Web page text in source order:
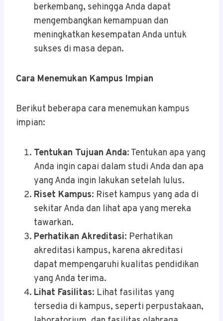
berkembang, sehingga Anda dapat
mengembangkan kemampuan dan
meningkatkan kesempatan Anda untuk
sukses di masa depan.
Cara Menemukan Kampus Impian
Berikut beberapa cara menemukan kampus
impian:
Tentukan Tujuan Anda: Tentukan apa yang
Anda ingin capai dalam studi Anda dan apa
yang Anda ingin lakukan setelah lulus.
Riset Kampus: Riset kampus yang ada di
sekitar Anda dan lihat apa yang mereka
tawarkan.
Perhatikan Akreditasi: Perhatikan
akreditasi kampus, karena akreditasi
dapat mempengaruhi kualitas pendidikan
yang Anda terima.
Lihat Fasilitas: Lihat fasilitas yang
tersedia di kampus, seperti perpustakaan,